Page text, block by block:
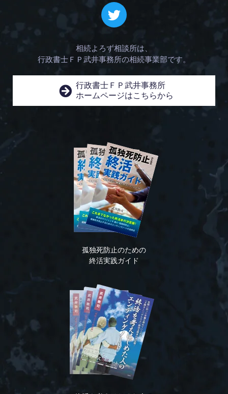
相続よろず相談所は、
行政書士ＦＰ武井事務所の相続事業部です。
行政書士ＦＰ武井事務所
ホームページはこちらから
孤独死防止のための
終活実践ガイド